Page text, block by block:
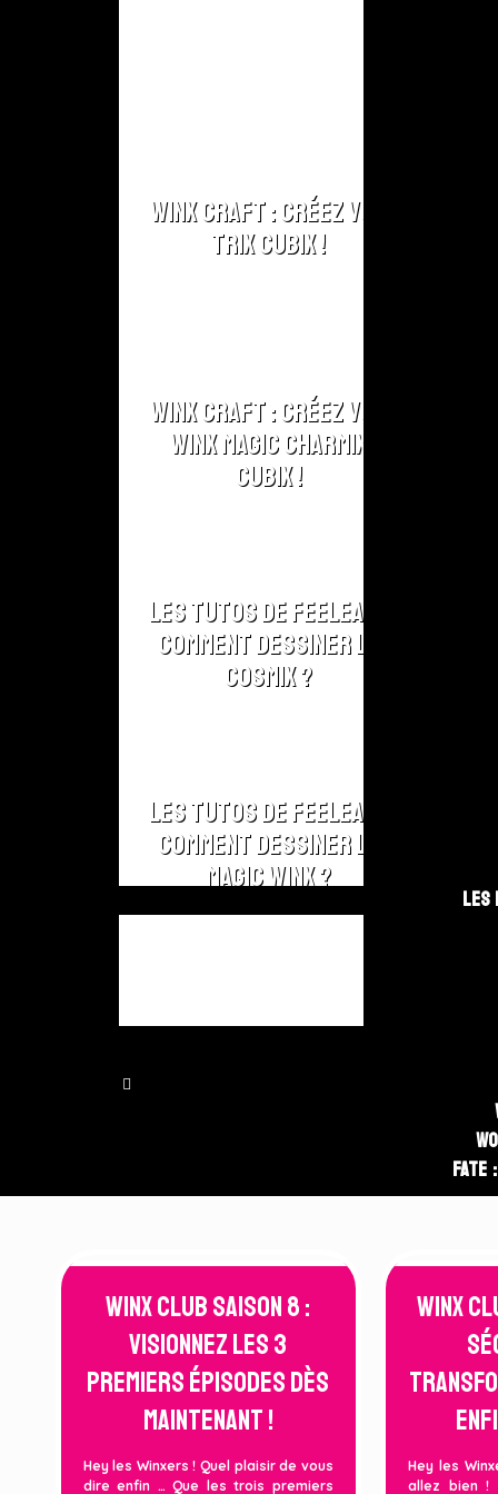
Winx Craft : Créez vos
Trix Cubix !
Winx Craft : Créez vos
Winx Magic Charmix
Cubix !
Les Tutos de Feeleam :
Comment dessiner le
Cosmix ?
Les Tutos de Feeleam :
Comment dessiner le
Magic Winx ?
Les
Fate
Winx Club Saison 8 :
Visionnez les 3
premiers épisodes dès
maintenant !
Hey les Winxers ! Quel plaisir de vous
dire enfin … Que les trois premiers
Winx
Hey les
allez bien !